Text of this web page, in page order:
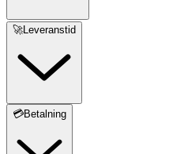
🚀Leveranstid
💳Betalning